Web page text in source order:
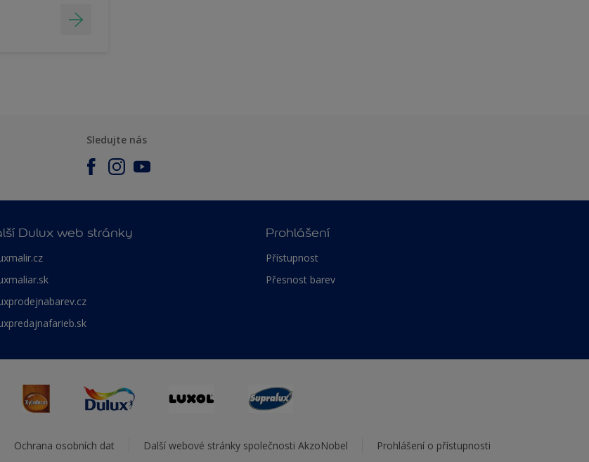
Sledujte nás
Dulux web stránky Prohlášení
Přístupnost
Přesnost barev
Ochrana osobních dat Další webové stránky společnosti AkzoNobel Prohlášení o přístupnosti